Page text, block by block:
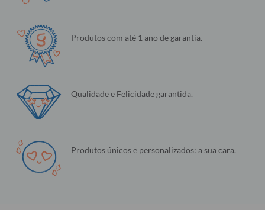
Produtos com até 1 ano de garantia.
Qualidade e Felicidade garantida.
Produtos únicos e personalizados: a sua cara.